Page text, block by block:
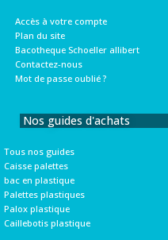
Accès à votre compte
Plan du site
Bacotheque Schoeller allibert
Contactez-nous
Mot de passe oublié ?
Nos guides d'achats
Tous nos guides
Caisse palettes
bac en plastique
Palettes plastiques
Palox plastique
Caillebotis plastique